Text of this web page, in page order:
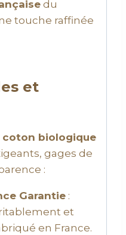
du
touche raffinée
et
biologique
gages de
:
Garantie:
et
en France.